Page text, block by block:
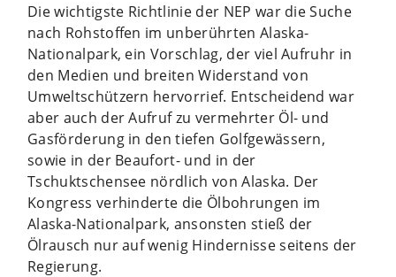
Die wichtigste Richtlinie der NEP war die Suche
nach Rohstoffen im unberührten Alaska-
Nationalpark, ein Vorschlag, der viel Aufruhr in
den Medien und breiten Widerstand von
Umweltschützern hervorrief. Entscheidend war
aber auch der Aufruf zu vermehrter Öl- und
Gasförderung in den tiefen Golfgewässern,
sowie in der Beaufort- und in der
Tschuktschensee nördlich von Alaska. Der
Kongress verhinderte die Ölbohrungen im
Alaska-Nationalpark, ansonsten stieß der
Ölrausch nur auf wenig Hindernisse seitens der
Regierung.